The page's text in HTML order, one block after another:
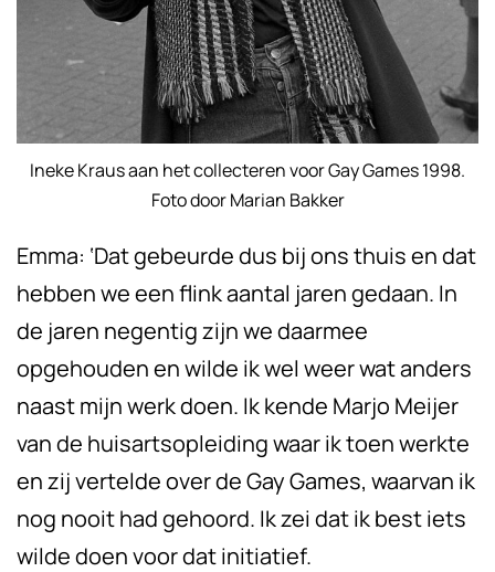
Ineke Kraus aan het collecteren voor Gay Games 1998.
Foto door Marian Bakker
Emma: ‘Dat gebeurde dus bij ons thuis en dat
hebben we een flink aantal jaren gedaan. In
de jaren negentig zijn we daarmee
opgehouden en wilde ik wel weer wat anders
naast mijn werk doen. Ik kende Marjo Meijer
van de huisartsopleiding waar ik toen werkte
en zij vertelde over de Gay Games, waarvan ik
nog nooit had gehoord. Ik zei dat ik best iets
wilde doen voor dat initiatief.